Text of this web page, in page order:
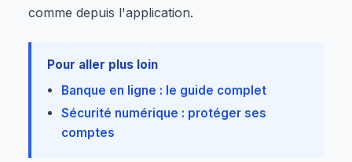
comme depuis l'application.
Pour aller plus loin
Banque en ligne : le guide complet
Sécurité numérique : protéger ses
comptes